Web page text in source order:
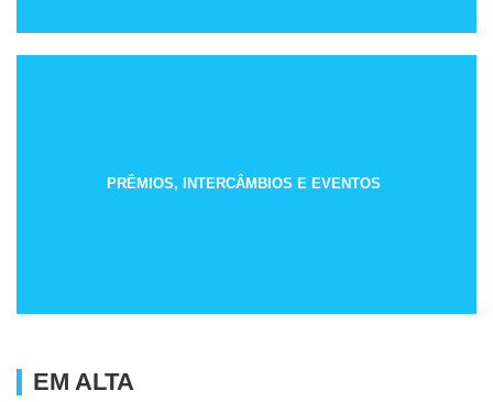
PRÊMIOS, INTERCÂMBIOS E EVENTOS
EM ALTA